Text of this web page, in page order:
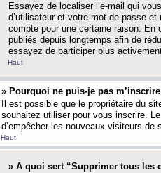
Essayez de localiser l’e-mail qui
d’utilisateur et votre mot de passe
compte pour une certaine raison. En
publiés depuis longtemps afin de
essayez de participer plus
Haut
» Pourquoi ne puis-je pas
Il est possible que le propriétaire du
souhaitez utiliser pour vous inscrire.
d’empêcher les nouveaux visiteurs de
Haut
» A quoi sert “Supprimer tous les